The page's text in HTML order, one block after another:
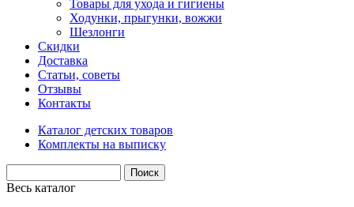
Товары для ухода и гигиены
Ходунки, прыгунки, вожжи
Шезлонги
Скидки
Доставка
Статьи, советы
Отзывы
Контакты
Каталог детских товаров
Комплекты на выписку
Весь каталог